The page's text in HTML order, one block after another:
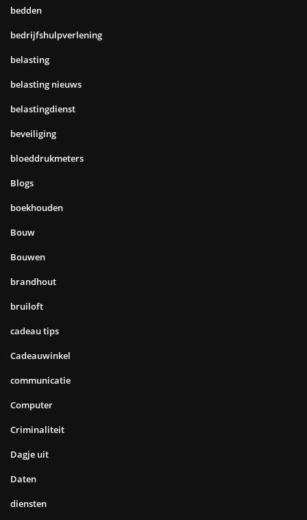
bedden
bedrijfshulpverlening
belasting
belasting nieuws
belastingdienst
beveiliging
bloeddrukmeters
Blogs
boekhouden
Bouw
Bouwen
brandhout
bruiloft
cadeau tips
Cadeauwinkel
communicatie
Computer
Criminaliteit
Dagje uit
Daten
diensten